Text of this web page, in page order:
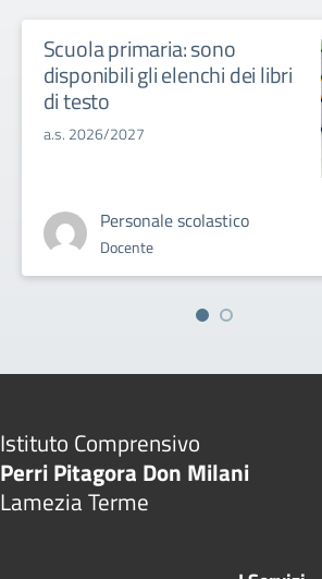
Scuola primaria: sono
disponibili gli elenchi dei libri
di testo
a.s. 2026/2027
Personale scolastico
Docente
Istituto Comprensivo
Perri Pitagora Don Milani
Lamezia Terme